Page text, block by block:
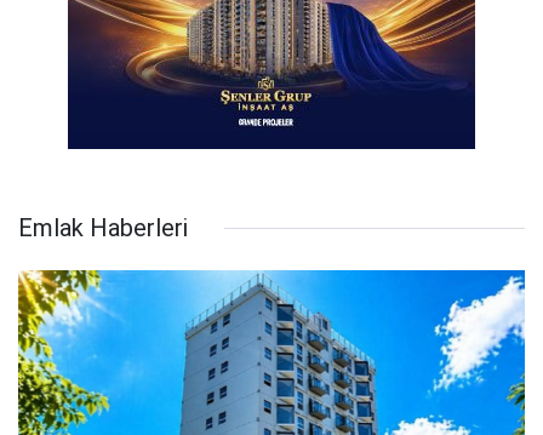
Emlak Haberleri